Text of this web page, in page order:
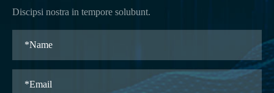
Discipsi nostra in tempore solubunt.